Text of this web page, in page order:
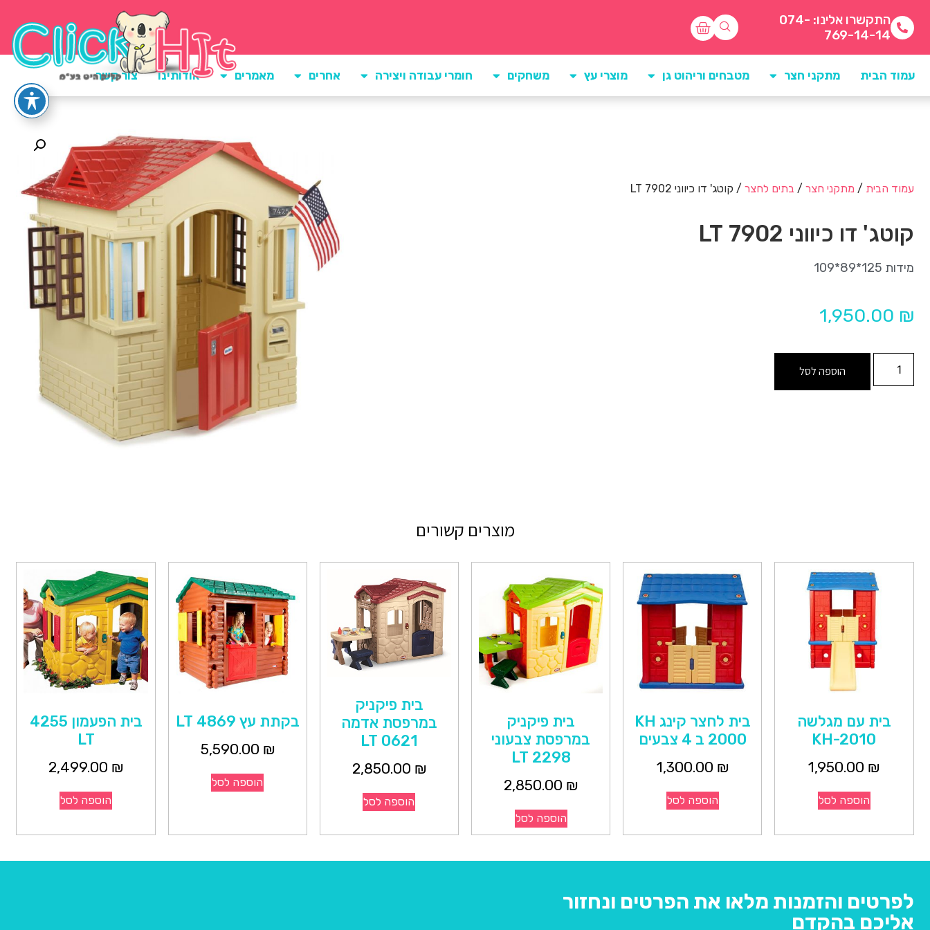
התקשרו אלינו: 074-
769-14-14
עמוד הבית מתקני חצר מטבחים וריהוט גן מוצרי עץ משחקים חומרי עבודה ויצירה אחרים מאמרים אודותינו צור קשר
עמוד הבית / מתקני חצר / בתים לחצר / קוטג' דו כיווני 7902 LT
קוטג' דו כיווני 7902 LT
מידות 125*89*109
1,950.00 ₪
הוספה לסל
מוצרים קשורים
בית עם מגלשה
KH-2010
1,950.00 ₪
הוספה לסל
בית לחצר קינג KH
2000 ב 4 צבעים
1,300.00 ₪
הוספה לסל
בית פיקניק
במרפסת צבעוני
2298 LT
2,850.00 ₪
הוספה לסל
בית פיקניק
במרפסת אדמה
0621 LT
2,850.00 ₪
הוספה לסל
בקתת עץ 4869 LT
5,590.00 ₪
הוספה לסל
בית הפעמון 4255
LT
2,499.00 ₪
הוספה לסל
לפרטים והזמנות מלאו את הפרטים ונחזור
אליכם בהקדם